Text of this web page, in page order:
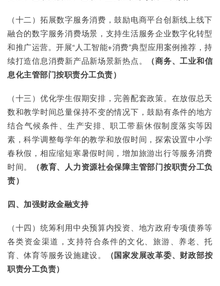
（十二）拓展数字服务消费，鼓励电商平台创新线上线下
融合的数字服务消费场景，支持生活服务企业数字化转型
和推广运营。开展“人工智能+消费”典型应用案例推荐，持
续打造信息消费新产品新场景新热点。
（商务、工业和信
息化主管部门按职责分工负责）
（十三）优化学生假期安排，完善配套政策。在放假总天
数和教学时间总量保持不变的情况下，鼓励有条件的地方
结合气候条件、生产安排、职工带薪休假制度落实等因
素，科学调整每学年的教学和放假时间，探索设置中小学
春秋假，相应缩短寒暑假时间，增加旅游出行等服务消费
时间。
（教育、人力资源社会保障主管部门按职责分工负
责）
四、加强财政金融支持
（十四）统筹利用中央预算内投资、地方政府专项债券等
各类资金渠道，支持符合条件的文化、旅游、养老、托
育、体育等服务设施建设。
（国家发展改革委、财政部按
职责分工负责）